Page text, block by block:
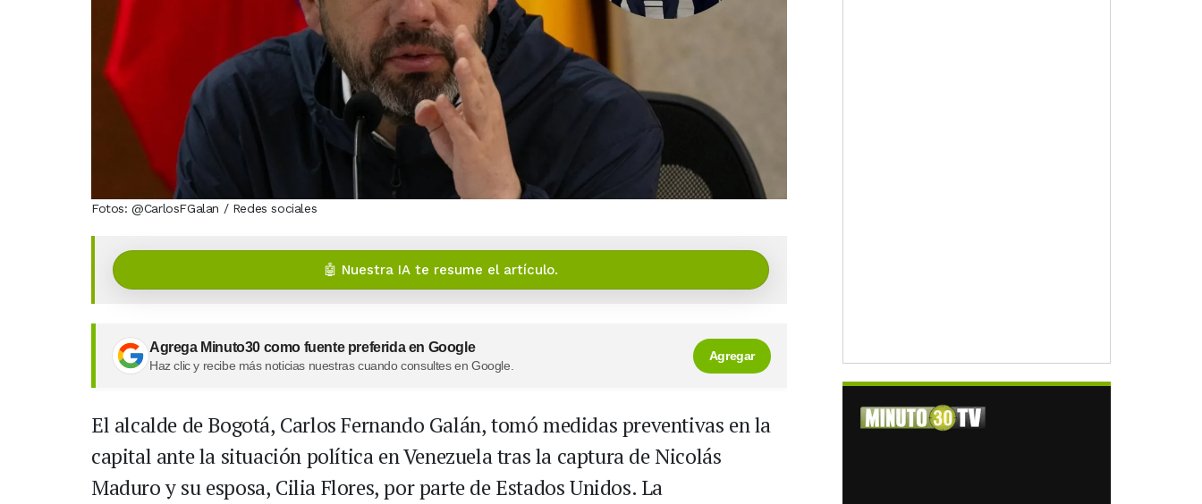
Fotos: @CarlosFGalan / Redes sociales
🤖 Nuestra IA te resume el artículo.
Agrega Minuto30 como fuente preferida en Google
Haz clic y recibe más noticias nuestras cuando consultes en Google.
Agregar
El alcalde de Bogotá, Carlos Fernando Galán, tomó medidas preventivas en la
capital ante la situación política en Venezuela tras la captura de Nicolás
Maduro y su esposa, Cilia Flores, por parte de Estados Unidos. La